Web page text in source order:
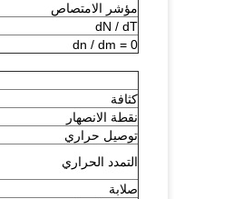
مؤشر الامتصاص
dN / dT
dn / dm = 0
كثافة
نقطة الانصهار
توصيل حراري
التمدد الحراري
صلابة